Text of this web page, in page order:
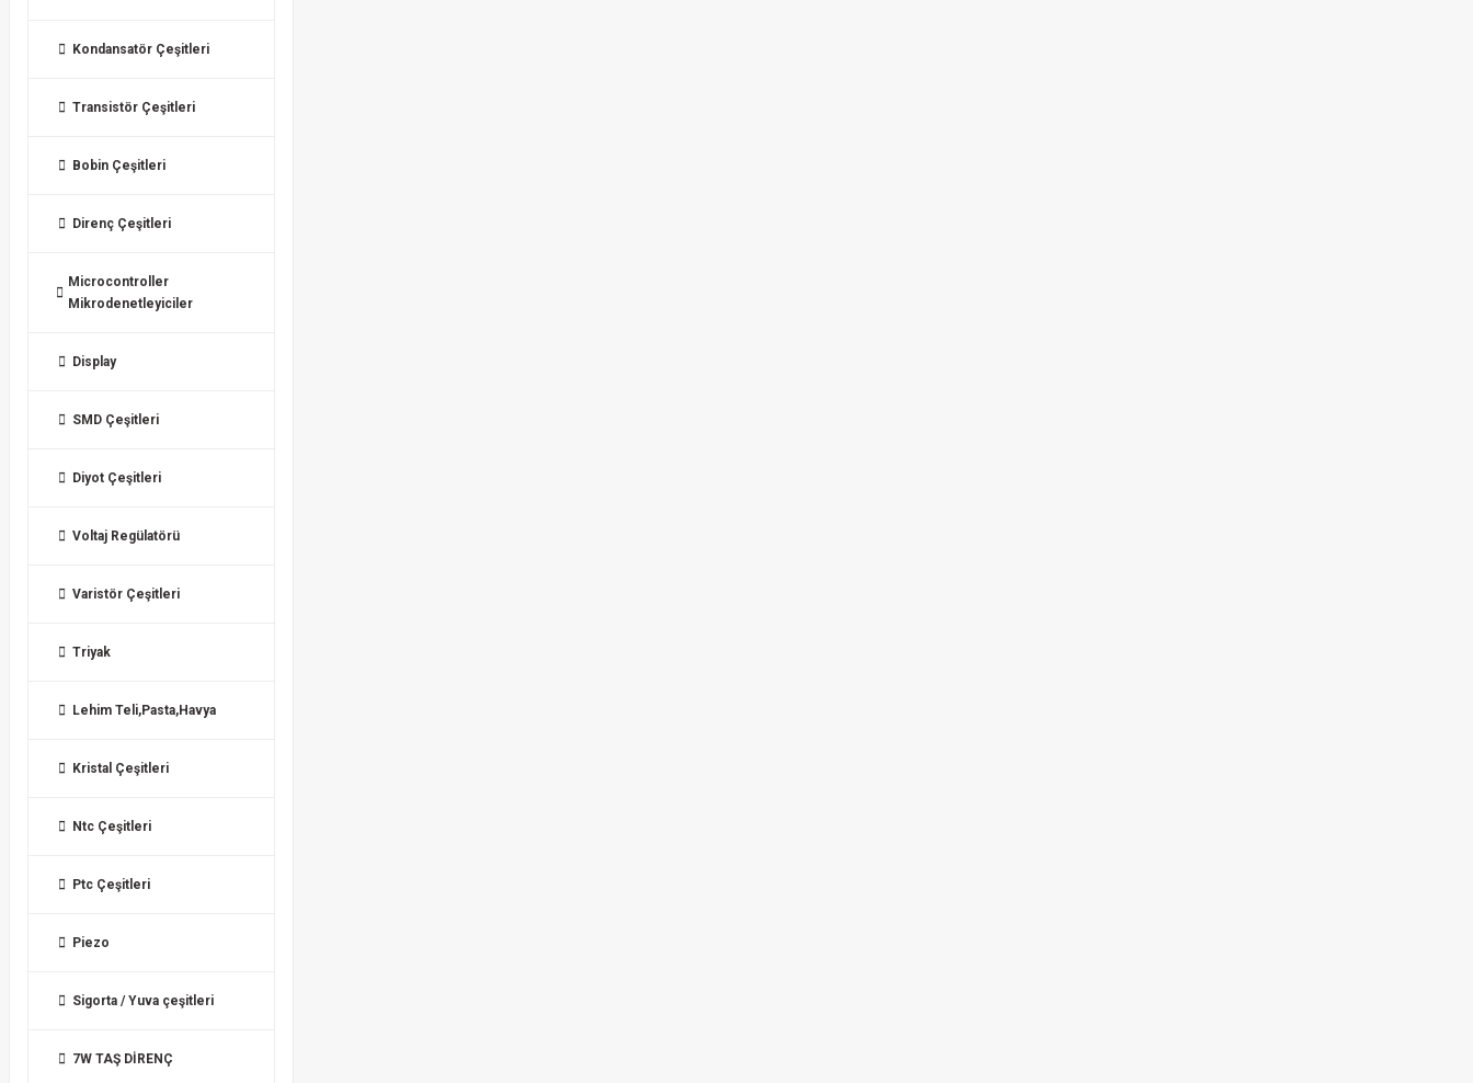
Kondansatör Çeşitleri
Transistör Çeşitleri
Bobin Çeşitleri
Direnç Çeşitleri
Microcontroller
Mikrodenetleyiciler
Display
SMD Çeşitleri
Diyot Çeşitleri
Voltaj Regülatörü
Varistör Çeşitleri
Triyak
Lehim Teli,Pasta,Havya
Kristal Çeşitleri
Ntc Çeşitleri
Ptc Çeşitleri
Piezo
Sigorta / Yuva çeşitleri
7W TAŞ DİRENÇ